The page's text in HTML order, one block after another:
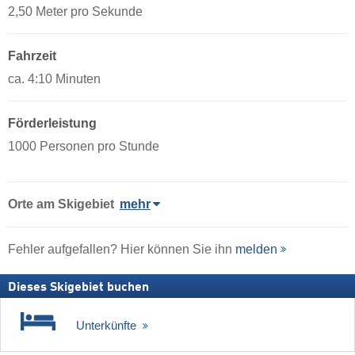
2,50 Meter pro Sekunde
Fahrzeit
ca. 4:10 Minuten
Förderleistung
1000 Personen pro Stunde
Orte am Skigebiet mehr
Fehler aufgefallen? Hier können Sie ihn melden
Dieses Skigebiet buchen
Unterkünfte